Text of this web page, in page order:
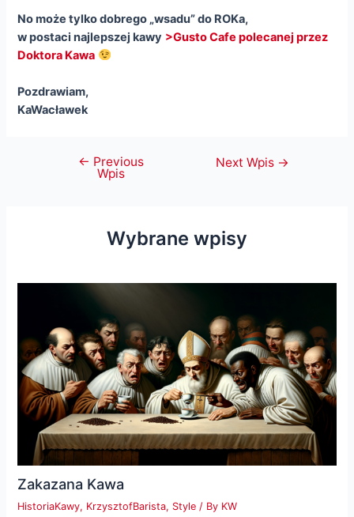
No może tylko dobrego „wsadu” do ROKa,
w postaci najlepszej kawy >Gusto Cafe polecanej przez
Doktora Kawa
Pozdrawiam,
KaWacławek
Nawigacja
← Previous
Wpis
Next Wpis →
Wybrane wpisy
Zakazana Kawa
HistoriaKawy, KrzysztofBarista, Style / By KW